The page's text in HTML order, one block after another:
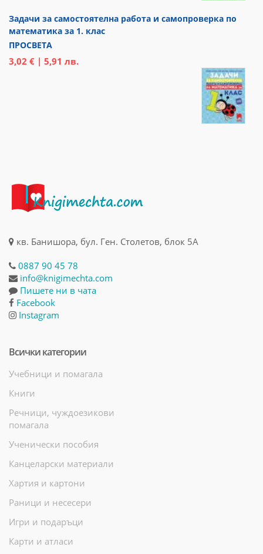
Задачи за самостоятелна работа и самопроверка по
математика за 1. клас
ПРОСВЕТА
3,02 € | 5,91 лв.
кв. Банишора, бул. Ген. Столетов, блок 5А
0887 90 45 78
info@knigimechta.com
Пишете ни в чата
Facebook
Instagram
Всички категории
Учебници и помагала
Книги
Речници, чуждоезикови
помагала
Ученически пособия
Канцеларски материали
Хартия и картони
Раници и несесери
Игри и подаръци
Карти и атласи